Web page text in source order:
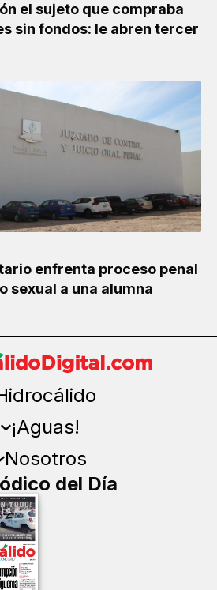
el sujeto que compraba
sin fondos: le abren tercer
enfrenta proceso penal
sexual a una alumna
¡Aguas!
Nosotros
del Día